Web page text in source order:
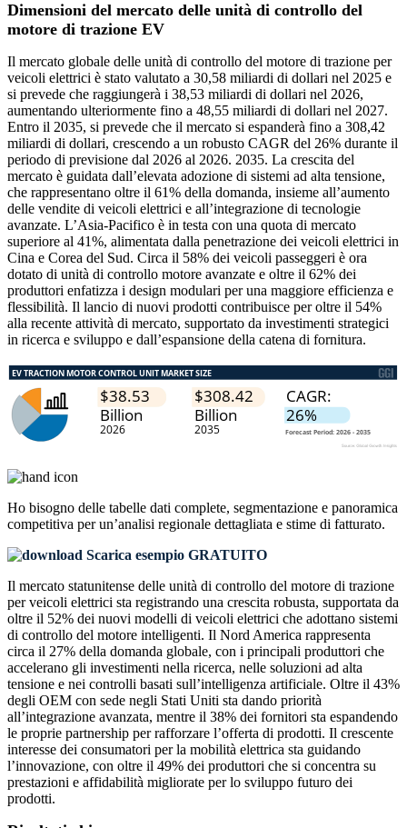
Dimensioni del mercato delle unità di controllo del
motore di trazione EV
Il mercato globale delle unità di controllo del motore di trazione per
veicoli elettrici è stato valutato a 30,58 miliardi di dollari nel 2025 e
si prevede che raggiungerà i 38,53 miliardi di dollari nel 2026,
aumentando ulteriormente fino a 48,55 miliardi di dollari nel 2027.
Entro il 2035, si prevede che il mercato si espanderà fino a 308,42
miliardi di dollari, crescendo a un robusto CAGR del 26% durante il
periodo di previsione dal 2026 al 2026. 2035. La crescita del
mercato è guidata dall’elevata adozione di sistemi ad alta tensione,
che rappresentano oltre il 61% della domanda, insieme all’aumento
delle vendite di veicoli elettrici e all’integrazione di tecnologie
avanzate. L’Asia-Pacifico è in testa con una quota di mercato
superiore al 41%, alimentata dalla penetrazione dei veicoli elettrici in
Cina e Corea del Sud. Circa il 58% dei veicoli passeggeri è ora
dotato di unità di controllo motore avanzate e oltre il 62% dei
produttori enfatizza i design modulari per una maggiore efficienza e
flessibilità. Il lancio di nuovi prodotti contribuisce per oltre il 54%
alla recente attività di mercato, supportato da investimenti strategici
in ricerca e sviluppo e dall’espansione della catena di fornitura.
Ho bisogno delle tabelle dati complete, segmentazione e panoramica
competitiva per un’analisi regionale dettagliata e stime di fatturato.
Scarica esempio GRATUITO
Il mercato statunitense delle unità di controllo del motore di trazione
per veicoli elettrici sta registrando una crescita robusta, supportata da
oltre il 52% dei nuovi modelli di veicoli elettrici che adottano sistemi
di controllo del motore intelligenti. Il Nord America rappresenta
circa il 27% della domanda globale, con i principali produttori che
accelerano gli investimenti nella ricerca, nelle soluzioni ad alta
tensione e nei controlli basati sull’intelligenza artificiale. Oltre il 43%
degli OEM con sede negli Stati Uniti sta dando priorità
all’integrazione avanzata, mentre il 38% dei fornitori sta espandendo
le proprie partnership per rafforzare l’offerta di prodotti. Il crescente
interesse dei consumatori per la mobilità elettrica sta guidando
l’innovazione, con oltre il 49% dei produttori che si concentra su
prestazioni e affidabilità migliorate per lo sviluppo futuro dei
prodotti.